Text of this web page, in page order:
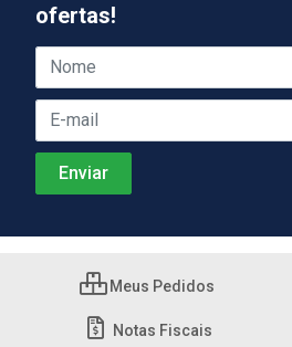
ofertas!
Meus Pedidos
Notas Fiscais